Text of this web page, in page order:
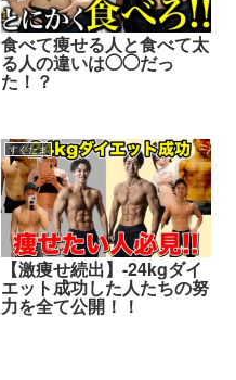
食べて痩せる人と食べて太
る人の違いは◯◯だっ
た！？
すぐたま
【激痩せ続出】-24kgダイ
エット成功した人たちの努
力を全て公開！！